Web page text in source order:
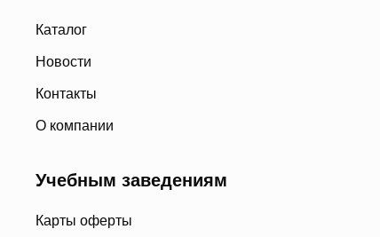
Каталог
Новости
Контакты
О компании
Учебным заведениям
Карты оферты